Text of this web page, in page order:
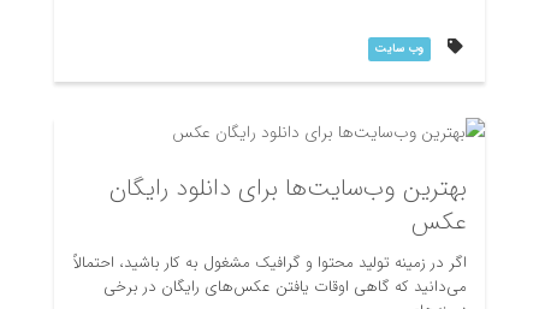
وب سایت
بهترین وب‌سایت‌ها برای دانلود رایگان
عکس
اگر در زمینه تولید محتوا و گرافیک مشغول به کار باشید، احتمالاً
می‌دانید که گاهی اوقات یافتن عکس‌های رایگان در برخی